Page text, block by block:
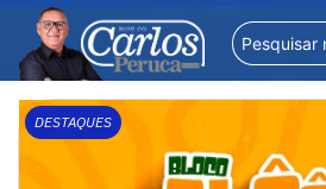
DESTAQUES